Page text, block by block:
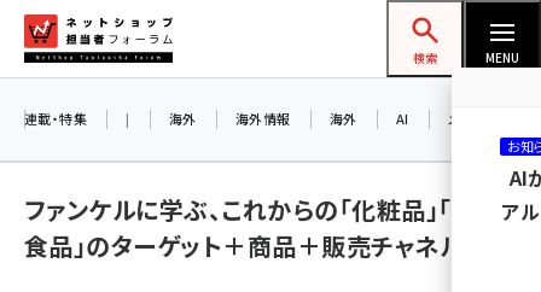
ン
ネットショップ担当者フォーラム
検索 MENU
連載・特集 | 海外 海外情報 海外 AI メタバース
ファンケルに学ぶ、これからの「化粧品」「健康
食品」のターゲット＋商品＋販売チャネル戦略
お知
AI
ア